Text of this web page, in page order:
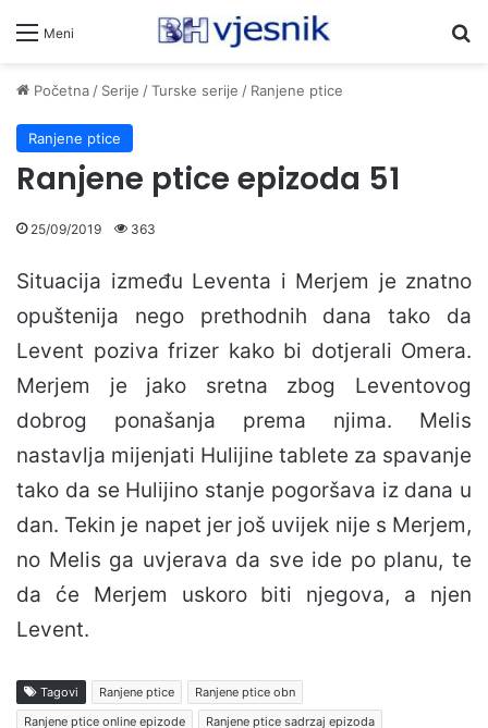
Meni
Početna/ Serije /Turske serije / Ranjene ptice
Ranjene ptice
Ranjene ptice epizoda 51
25/09/2019 363
Situacija između Leventa i Merjem je znatno
opuštenija nego prethodnih dana tako da
Levent poziva frizer kako bi dotjerali Omera.
Merjem je jako sretna zbog Leventovog
dobrog ponašanja prema njima. Melis
nastavlja mijenjati Hulijine tablete za spavanje
tako da se Hulijino stanje pogoršava iz dana u
dan. Tekin je napet jer još uvijek nije s Merjem,
no Melis ga uvjerava da sve ide po planu, te
da će Merjem uskoro biti njegova, a njen
Levent.
Tagovi Ranjene ptice
Ranjene ptice obn
Ranjene ptice online epizode
Ranjene ptice sadrzaj epizoda